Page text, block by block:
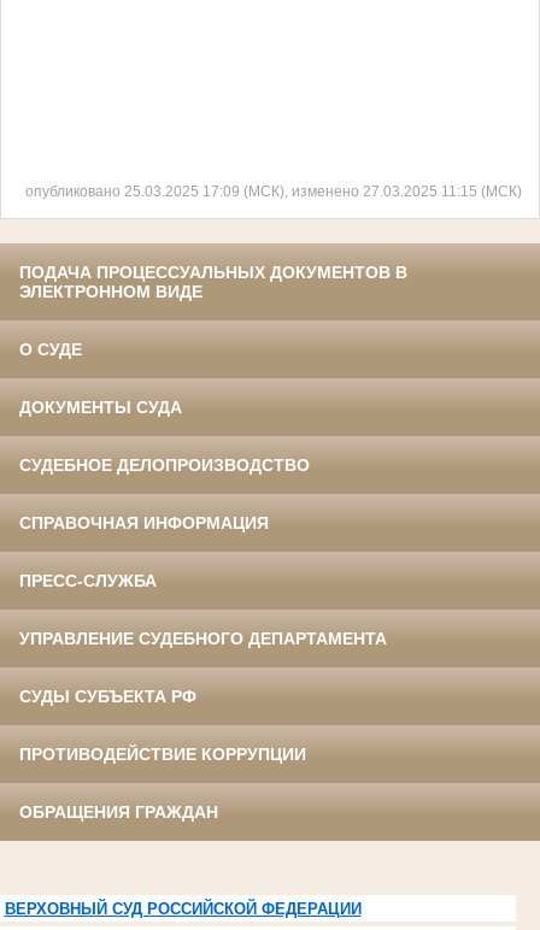
опубликовано 25.03.2025 17:09 (МСК), изменено 27.03.2025 11:15 (МСК)
ПОДАЧА ПРОЦЕССУАЛЬНЫХ ДОКУМЕНТОВ В
ЭЛЕКТРОННОМ ВИДЕ
О СУДЕ
ДОКУМЕНТЫ СУДА
СУДЕБНОЕ ДЕЛОПРОИЗВОДСТВО
СПРАВОЧНАЯ ИНФОРМАЦИЯ
ПРЕСС-СЛУЖБА
УПРАВЛЕНИЕ СУДЕБНОГО ДЕПАРТАМЕНТА
СУДЫ СУБЪЕКТА РФ
ПРОТИВОДЕЙСТВИЕ КОРРУПЦИИ
ОБРАЩЕНИЯ ГРАЖДАН
ВЕРХОВНЫЙ СУД РОССИЙСКОЙ ФЕДЕРАЦИИ